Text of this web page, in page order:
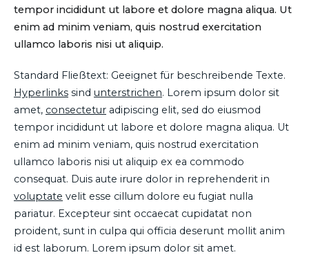
tempor incididunt ut labore et dolore magna aliqua. Ut
enim ad minim veniam, quis nostrud exercitation
ullamco laboris nisi ut aliquip.
Standard Fließtext: Geeignet für beschreibende Texte.
Hyperlinks sind unterstrichen. Lorem ipsum dolor sit
amet, consectetur adipiscing elit, sed do eiusmod
tempor incididunt ut labore et dolore magna aliqua. Ut
enim ad minim veniam, quis nostrud exercitation
ullamco laboris nisi ut aliquip ex ea commodo
consequat. Duis aute irure dolor in reprehenderit in
voluptate velit esse cillum dolore eu fugiat nulla
pariatur. Excepteur sint occaecat cupidatat non
proident, sunt in culpa qui officia deserunt mollit anim
id est laborum. Lorem ipsum dolor sit amet.